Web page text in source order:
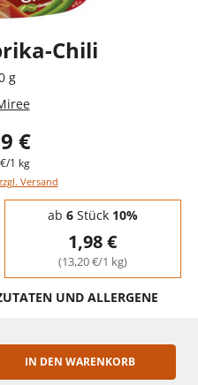
Chili
g
€
1 kg
Versand
ab 6Stück 10%
1,98 €
(13,20 €/1 kg)
UND ALLERGENE
IN DEN WARENKORB